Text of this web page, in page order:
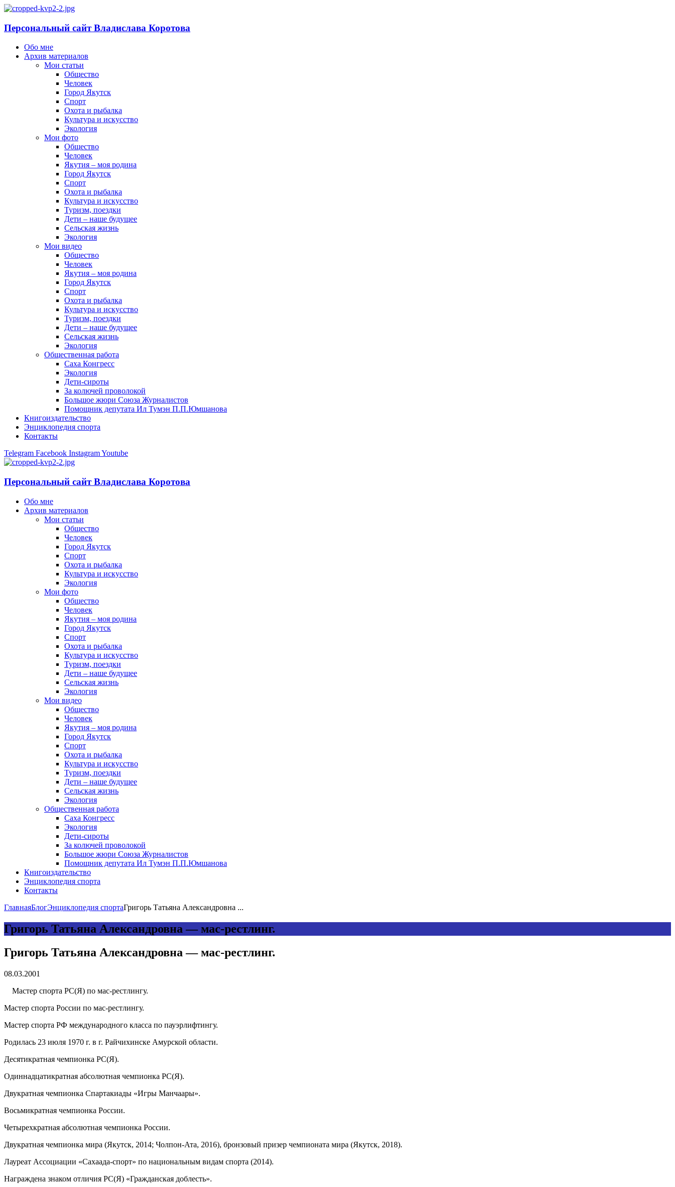
Персональный сайт Владислава Коротова
Обо мне
Архив материалов
Мои статьи
Общество
Человек
Город Якутск
Спорт
Охота и рыбалка
Культура и искусство
Экология
Мои фото
Общество
Человек
Якутия – моя родина
Город Якутск
Спорт
Охота и рыбалка
Культура и искусство
Туризм, поездки
Дети – наше будущее
Сельская жизнь
Экология
Мои видео
Общество
Человек
Якутия – моя родина
Город Якутск
Спорт
Охота и рыбалка
Культура и искусство
Туризм, поездки
Дети – наше будущее
Сельская жизнь
Экология
Общественная работа
Саха Конгресс
Экология
Дети-сироты
За колючей проволокой
Большое жюри Союза Журналистов
Помощник депутата Ил Тумэн П.П.Юмшанова
Книгоиздательство
Энциклопедия спорта
Контакты
Telegram Facebook InstagramYoutube
Персональный сайт Владислава Коротова
Обо мне
Архив материалов
Мои статьи
Общество
Человек
Город Якутск
Спорт
Охота и рыбалка
Культура и искусство
Экология
Мои фото
Общество
Человек
Якутия – моя родина
Город Якутск
Спорт
Охота и рыбалка
Культура и искусство
Туризм, поездки
Дети – наше будущее
Сельская жизнь
Экология
Мои видео
Общество
Человек
Якутия – моя родина
Город Якутск
Спорт
Охота и рыбалка
Культура и искусство
Туризм, поездки
Дети – наше будущее
Сельская жизнь
Экология
Общественная работа
Саха Конгресс
Экология
Дети-сироты
За колючей проволокой
Большое жюри Союза Журналистов
Помощник депутата Ил Тумэн П.П.Юмшанова
Книгоиздательство
Энциклопедия спорта
Контакты
ГлавнаяБлогЭнциклопедия спортаГригорь Татьяна Александровна ...
Григорь Татьяна Александровна — мас-рестлинг.
Григорь Татьяна Александровна — мас-рестлинг.
08.03.2001
Мастер спорта РС(Я) по мас-рестлингу.
Мастер спорта России по мас-рестлингу.
Мастер спорта РФ международного класса по пауэрлифтингу.
Родилась 23 июля 1970 г. в г. Райчихинске Амурской области.
Десятикратная чемпионка РС(Я).
Одиннадцатикратная абсолютная чемпионка РС(Я).
Двукратная чемпионка Спартакиады «Игры Манчаары».
Восьмикратная чемпионка России.
Четырехкратная абсолютная чемпионка России.
Двукратная чемпионка мира (Якутск, 2014; Чолпон-Ата, 2016), бронзовый призер чемпионата мира (Якутск, 2018).
Лауреат Ассоциации «Сахаада-спорт» по национальным видам спорта (2014).
Награждена знаком отличия РС(Я) «Гражданская доблесть».